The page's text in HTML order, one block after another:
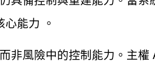
能力 。
非風險中的控制能力。主權